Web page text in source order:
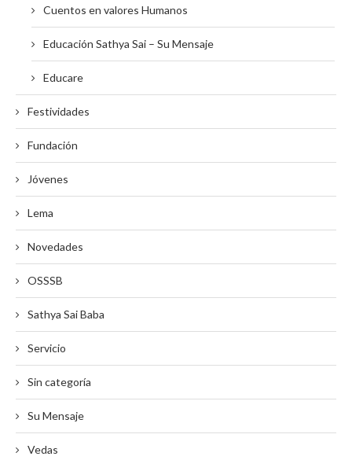
Cuentos en valores Humanos
Educación Sathya Sai – Su Mensaje
Educare
Festividades
Fundación
Jóvenes
Lema
Novedades
OSSSB
Sathya Sai Baba
Servicio
Sin categoría
Su Mensaje
Vedas